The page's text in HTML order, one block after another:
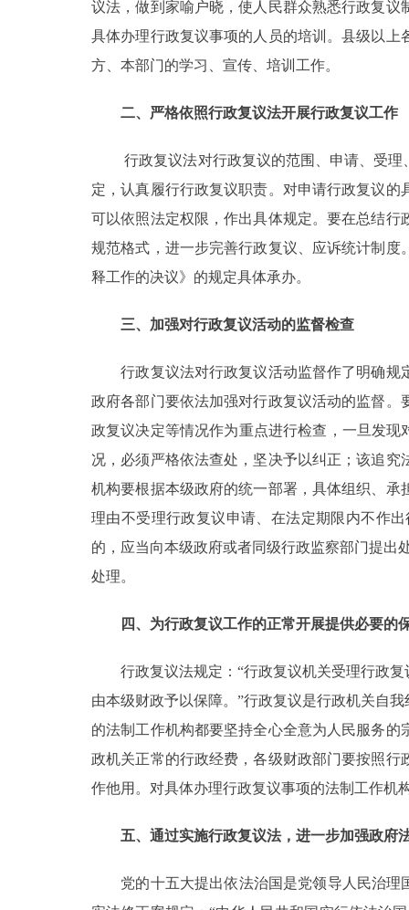
议法，做到家喻户晓，使人民群众熟悉行政复
具体办理行政复议事项的人员的培训。县级以
方、本部门的学习、宣传、培训工作。
二、严格依照行政复议法开展行政复议工作
行政复议法对行政复议的范围、申请、受理
定，认真履行行政复议职责。对申请行政复议
可以依照法定权限，作出具体规定。要在总结
规范格式，进一步完善行政复议、应诉统计制
释工作的决议》的规定具体承办。
三、加强对行政复议活动的监督检查
行政复议法对行政复议活动监督作了明确规
政府各部门要依法加强对行政复议活动的监督
政复议决定等情况作为重点进行检查，一旦发
况，必须严格依法查处，坚决予以纠正；该追
机构要根据本级政府的统一部署，具体组织、
理由不受理行政复议申请、在法定期限内不作
的，应当向本级政府或者同级行政监察部门提出
处理。
四、为行政复议工作的正常开展提供必要的
行政复议法规定：“行政复议机关受理行政复
由本级财政予以保障。”行政复议是行政机关自
的法制工作机构都要坚持全心全意为人民服务
政机关正常的行政经费，各级财政部门要按照
作他用。对具体办理行政复议事项的法制工作机
五、通过实施行政复议法，进一步加强政府
党的十五大提出依法治国是党领导人民治理